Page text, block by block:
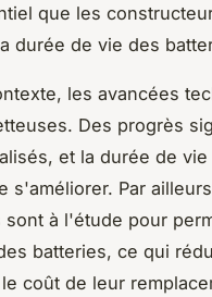
que les
durée de vie des
les avancées
Des progrès
et la durée de
s'améliorer. Par
sont à l'étude pour
batteries, ce qui
coût de leur